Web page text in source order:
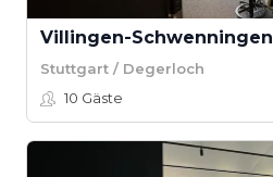
Villingen-Schwenningen
Stuttgart / Degerloch
10 Gäste